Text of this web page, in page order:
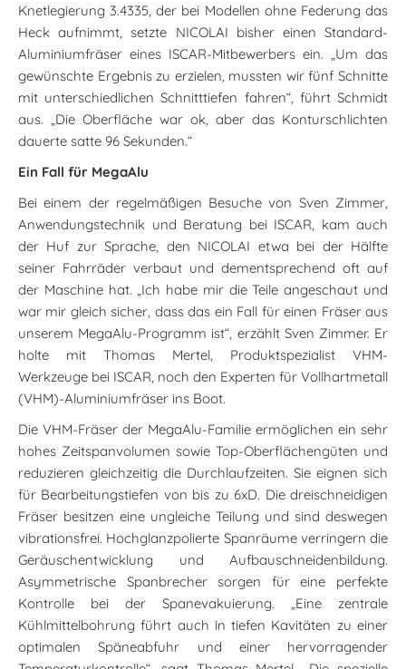
Knetlegierung 3.4335, der bei Modellen ohne Federung das
Heck aufnimmt, setzte NICOLAI bisher einen Standard-
Aluminiumfräser eines ISCAR-Mitbewerbers ein. „Um das
gewünschte Ergebnis zu erzielen, mussten wir fünf Schnitte
mit unterschiedlichen Schnitttiefen fahren“, führt Schmidt
aus. „Die Oberfläche war ok, aber das Konturschlichten
dauerte satte 96 Sekunden.“
Ein Fall für MegaAlu
Bei einem der regelmäßigen Besuche von Sven Zimmer,
Anwendungstechnik und Beratung bei ISCAR, kam auch
der Huf zur Sprache, den NICOLAI etwa bei der Hälfte
seiner Fahrräder verbaut und dementsprechend oft auf
der Maschine hat. „Ich habe mir die Teile angeschaut und
war mir gleich sicher, dass das ein Fall für einen Fräser aus
unserem MegaAlu-Programm ist“, erzählt Sven Zimmer. Er
holte mit Thomas Mertel, Produktspezialist VHM-
Werkzeuge bei ISCAR, noch den Experten für Vollhartmetall
(VHM)-Aluminiumfräser ins Boot.
Die VHM-Fräser der MegaAlu-Familie ermöglichen ein sehr
hohes Zeitspanvolumen sowie Top-Oberflächengüten und
reduzieren gleichzeitig die Durchlaufzeiten. Sie eignen sich
für Bearbeitungstiefen von bis zu 6xD. Die dreischneidigen
Fräser besitzen eine ungleiche Teilung und sind deswegen
vibrationsfrei. Hochglanzpolierte Spanräume verringern die
Geräuschentwicklung und Aufbauschneidenbildung.
Asymmetrische Spanbrecher sorgen für eine perfekte
Kontrolle bei der Spanevakuierung. „Eine zentrale
Kühlmittelbohrung führt auch in tiefen Kavitäten zu einer
optimalen Späneabfuhr und einer hervorragender